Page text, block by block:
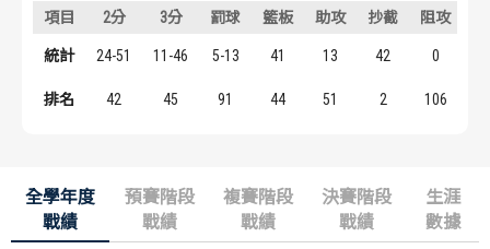
項目 2分 3分 罰球 籃板 助攻 抄截 阻攻
統計 24-51 11-46 5-13 41 13 42 0
排名 42 45 91 44 51 2 106
全學年度
戰績
預賽階段
戰績
複賽階段
戰績
決賽階段
戰績
生涯
數據